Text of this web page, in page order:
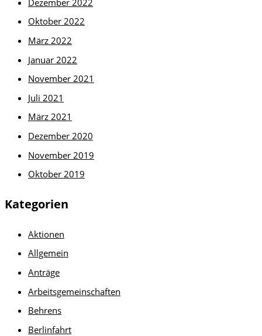
Oktober 2022
März 2022
Januar 2022
November 2021
Juli 2021
März 2021
Dezember 2020
November 2019
Oktober 2019
Kategorien
Aktionen
Allgemein
Anträge
Arbeitsgemeinschaften
Behrens
Berlinfahrt